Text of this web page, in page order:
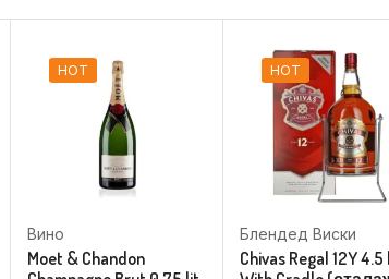
HOT
Вино
Moet & Chandon
HOT
Блендед Виски
Chivas Regal 12Y